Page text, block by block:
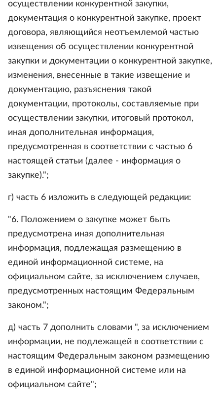
осуществлении конкурентной закупки,
документация о конкурентной закупке, проект
договора, являющийся неотъемлемой частью
извещения об осуществлении конкурентной
закупки и документации о конкурентной закупке,
изменения, внесенные в такие извещение и
документацию, разъяснения такой
документации, протоколы, составляемые при
осуществлении закупки, итоговый протокол,
иная дополнительная информация,
предусмотренная в соответствии с частью 6
настоящей статьи (далее - информация о
закупке).";
г) часть 6 изложить в следующей редакции:
"6. Положением о закупке может быть
предусмотрена иная дополнительная
информация, подлежащая размещению в
единой информационной системе, на
официальном сайте, за исключением случаев,
предусмотренных настоящим Федеральным
законом.";
д) часть 7 дополнить словами ", за исключением
информации, не подлежащей в соответствии с
настоящим Федеральным законом размещению
в единой информационной системе или на
официальном сайте";